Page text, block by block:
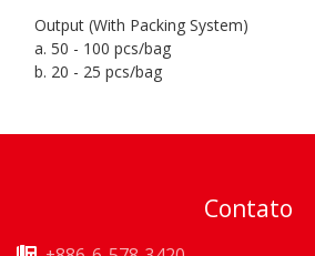
Output (With Packing System)
a. 50 - 100 pcs/bag
b. 20 - 25 pcs/bag
Contato